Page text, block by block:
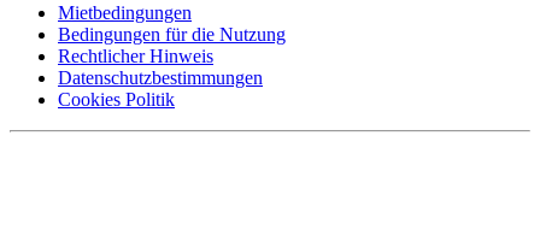
Mietbedingungen
Bedingungen für die Nutzung
Rechtlicher Hinweis
Datenschutzbestimmungen
Cookies Politik